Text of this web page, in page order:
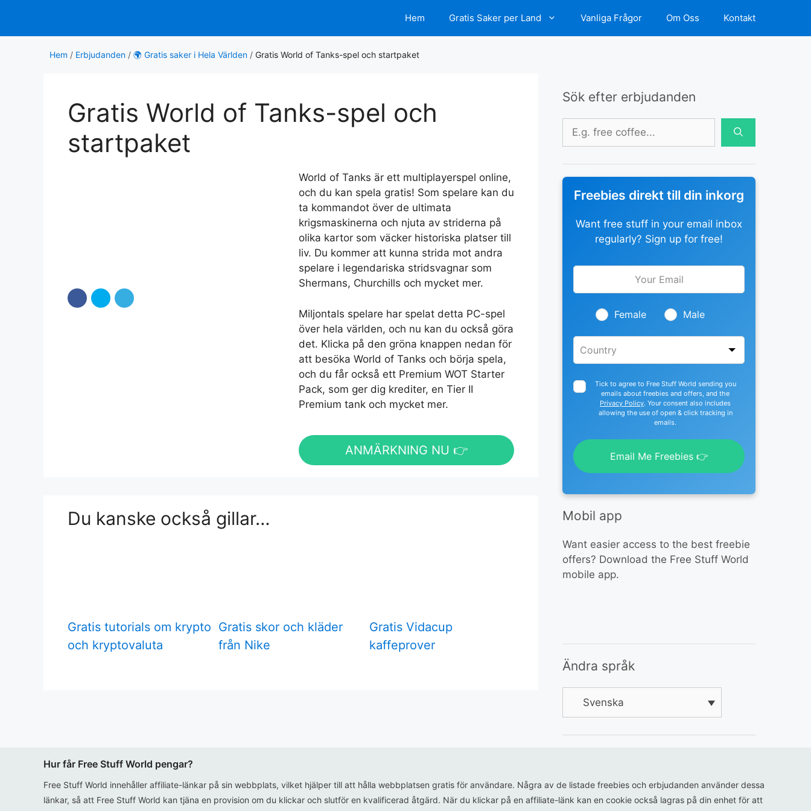
innehåll
Hem Gratis Saker per Land Vanliga Frågor Om Oss Kontakt
Hem / Erbjudanden / 🌍 Gratis saker i Hela Världen / Gratis World of Tanks-spel och startpaket
Gratis World of Tanks-spel och
startpaket
World of Tanks är ett multiplayerspel online,
och du kan spela gratis! Som spelare kan du
ta kommandot över de ultimata
krigsmaskinerna och njuta av striderna på
olika kartor som väcker historiska platser till
liv. Du kommer att kunna strida mot andra
spelare i legendariska stridsvagnar som
Shermans, Churchills och mycket mer.
Miljontals spelare har spelat detta PC-spel
över hela världen, och nu kan du också göra
det. Klicka på den gröna knappen nedan för
att besöka World of Tanks och börja spela,
och du får också ett Premium WOT Starter
Pack, som ger dig krediter, en Tier II
Premium tank och mycket mer.
ANMÄRKNING NU 👉
Du kanske också gillar…
Gratis tutorials om krypto
och kryptovaluta
Gratis skor och kläder
från Nike
Gratis Vidacup
kaffeprover
Sök efter erbjudanden
Sök
efter:
Freebies direkt till din inkorg
Want free stuff in your email inbox
regularly? Sign up for free!
Leave
blank
Female Male
Tick to agree to Free Stuff World sending you
emails about freebies and offers, and the
Privacy Policy. Your consent also includes
allowing the use of open & click tracking in
emails.
Email Me Freebies 👉
Mobil app
Want easier access to the best freebie
offers? Download the Free Stuff World
mobile app.
Ändra språk
Svenska
Hur får Free Stuff World pengar?
Free Stuff World innehåller affiliate-länkar på sin webbplats, vilket hjälper till att hålla webbplatsen gratis för användare. Några av de listade freebies och erbjudanden använder dessa
länkar, så att Free Stuff World kan tjäna en provision om du klickar och slutför en kvalificerad åtgärd. När du klickar på en affiliate-länk kan en cookie också lagras på din enhet för att